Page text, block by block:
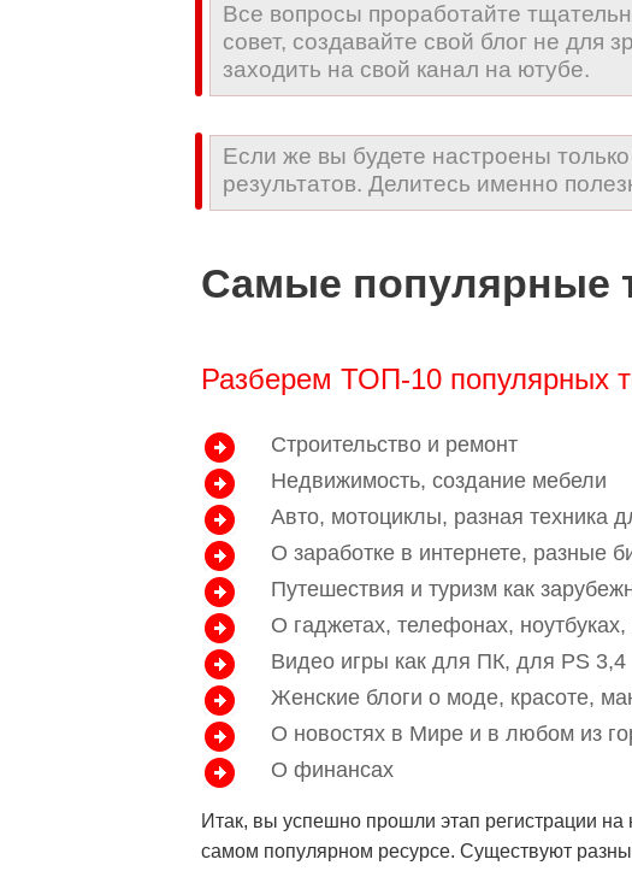
Все вопросы проработайте
совет, создавайте свой блог не для
заходить на свой канал на ютубе.
Если же вы будете настроены
результатов. Делитесь именно
Самые популярные
Разберем ТОП-10 популярных
Строительство и ремонт
Недвижимость, создание мебели
Авто, мотоциклы, разная техника
О заработке в интернете, разные
Путешествия и туризм как
О гаджетах, телефонах,
Видео игры как для ПК, для PS 3,4
Женские блоги о моде, красоте,
О новостях в Мире и в любом из
О финансах
Итак, вы успешно прошли этап регистрации на
самом популярном ресурсе. Существуют